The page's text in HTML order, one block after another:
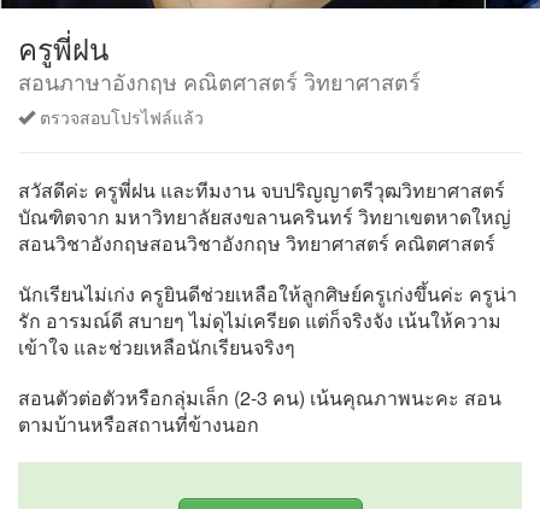
ครูพี่ฝน
สอนภาษาอังกฤษ คณิตศาสตร์ วิทยาศาสตร์
ตรวจสอบโปรไฟล์แล้ว
สวัสดีค่ะ ครูพี่ฝน และทีมงาน จบปริญญาตรีวุฒวิทยาศาสตร์
บัณฑิตจาก มหาวิทยาลัยสงขลานครินทร์ วิทยาเขตหาดใหญ่
สอนวิชาอังกฤษสอนวิชาอังกฤษ วิทยาศาสตร์ คณิตศาสตร์
นักเรียนไม่เก่ง ครูยินดีช่วยเหลือให้ลูกศิษย์ครูเก่งขึ้นค่ะ ครูน่า
รัก อารมณ์ดี สบายๆ ไม่ดุไม่เครียด แต่ก็จริงจัง เน้นให้ความ
เข้าใจ และช่วยเหลือนักเรียนจริงๆ
สอนตัวต่อตัวหรือกลุ่มเล็ก (2-3 คน) เน้นคุณภาพนะคะ สอน
ตามบ้านหรือสถานที่ข้างนอก